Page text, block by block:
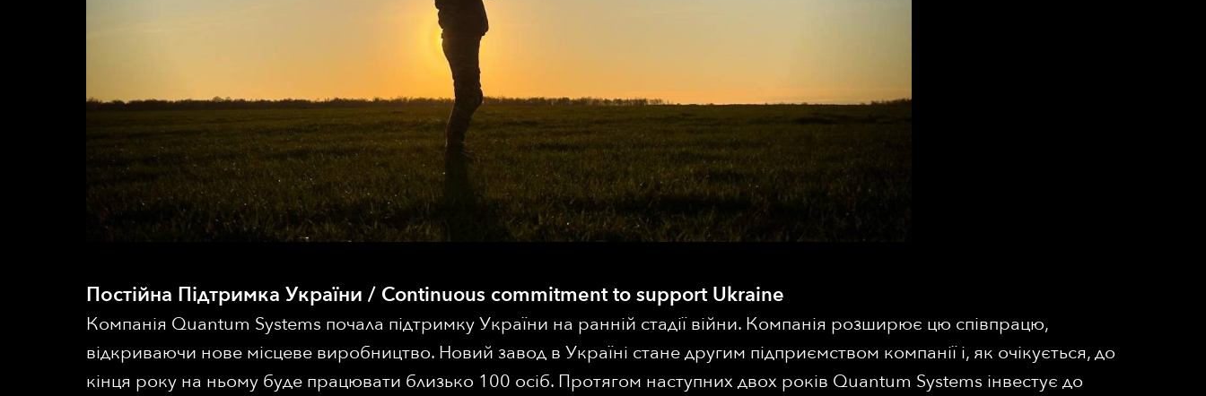
Постійна Підтримка України / Continuous commitment to support Ukraine
Компанія Quantum Systems почала підтримку України на ранній стадії війни. Компанія розширює цю співпрацю,
відкриваючи нове місцеве виробництво. Новий завод в Україні стане другим підприємством компанії і, як очікується, до
кінця року на ньому буде працювати близько 100 осіб. Протягом наступних двох років Quantum Systems інвестує до